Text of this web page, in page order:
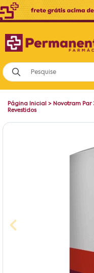
Página Inicial > Novotram Par
Revestidos